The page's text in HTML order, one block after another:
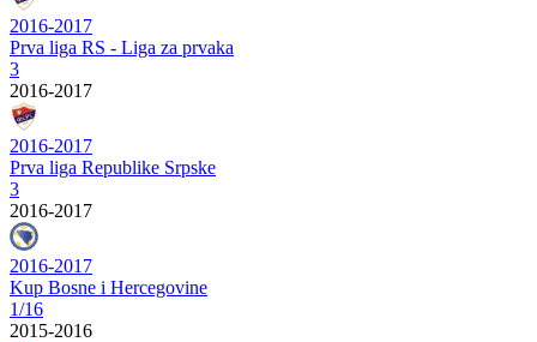
2016-2017
Prva liga RS - Liga za prvaka
3
2016-2017
2016-2017
Prva liga Republike Srpske
3
2016-2017
2016-2017
Kup Bosne i Hercegovine
1/16
2015-2016